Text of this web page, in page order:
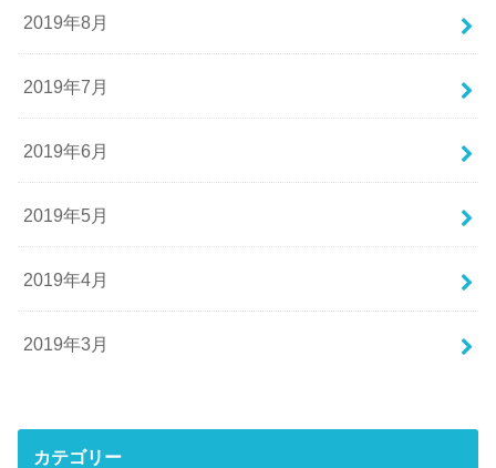
2019年8月
2019年7月
2019年6月
2019年5月
2019年4月
2019年3月
カテゴリー